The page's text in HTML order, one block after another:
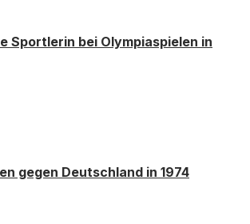
Sportlerin bei Olympiaspielen in
gegen Deutschland in 1974